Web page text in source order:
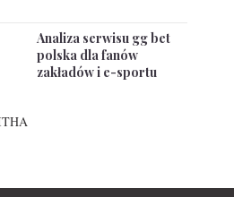
Analiza serwisu gg bet
polska dla fanów
zakładów i e-sportu